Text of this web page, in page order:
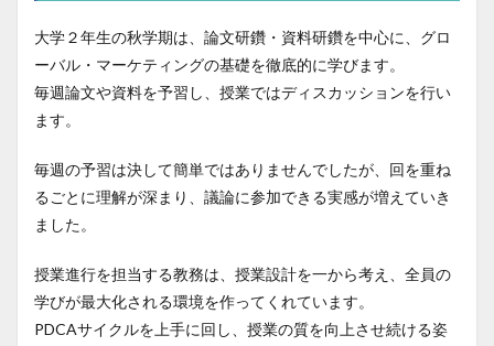
大学２年生の秋学期は、論文研鑽・資料研鑽を中心に、グロ
ーバル・マーケティングの基礎を徹底的に学びます。
毎週論文や資料を予習し、授業ではディスカッションを行い
ます。
毎週の予習は決して簡単ではありませんでしたが、回を重ね
るごとに理解が深まり、議論に参加できる実感が増えていき
ました。
授業進行を担当する教務は、授業設計を一から考え、全員の
学びが最大化される環境を作ってくれています。
PDCAサイクルを上手に回し、授業の質を向上させ続ける姿